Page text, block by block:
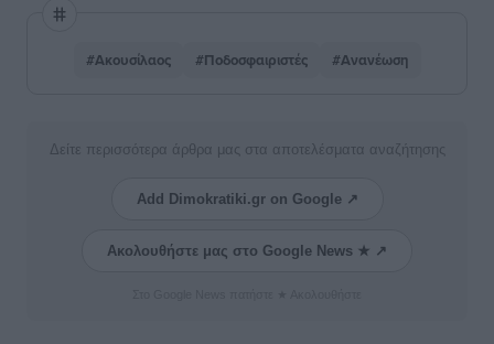
#Ακουσίλαος #Ποδοσφαιριστές #Ανανέωση
Δείτε περισσότερα άρθρα μας στα αποτελέσματα αναζήτησης
Add Dimokratiki.gr on Google ↗
Ακολουθήστε μας στο Google News ★ ↗